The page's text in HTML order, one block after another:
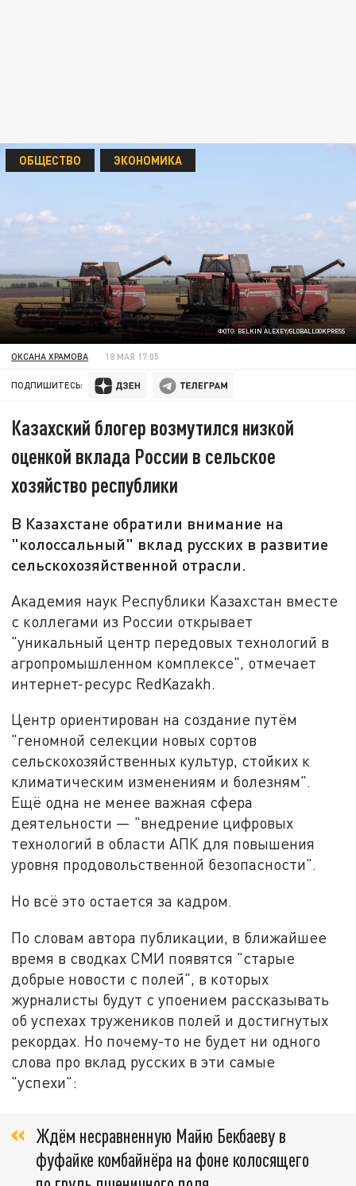
ФОТО: BELKIN ALEXEY/GLOBALLOOKPRESS
ОБЩЕСТВО ЭКОНОМИКА
ОКСАНА ХРАМОВА 18 МАЯ 17:05
ПОДПИШИТЕСЬ:
Казахский блогер возмутился низкой
оценкой вклада России в сельское
хозяйство республики
В Казахстане обратили внимание на
"колоссальный" вклад русских в развитие
сельскохозяйственной отрасли.
Академия наук Республики Казахстан вместе
с коллегами из России открывает
"уникальный центр передовых технологий в
агропромышленном комплексе", отмечает
интернет-ресурс RedKazakh.
Центр ориентирован на создание путём
"геномной селекции новых сортов
сельскохозяйственных культур, стойких к
климатическим изменениям и болезням".
Ещё одна не менее важная сфера
деятельности — "внедрение цифровых
технологий в области АПК для повышения
уровня продовольственной безопасности".
Но всё это остается за кадром.
По словам автора публикации, в ближайшее
время в сводках СМИ появятся "старые
добрые новости с полей", в которых
журналисты будут с упоением рассказывать
об успехах тружеников полей и достигнутых
рекордах. Но почему-то не будет ни одного
слова про вклад русских в эти самые
"успехи":
Ждём несравненную Майю Бекбаеву в
фуфайке комбайнёра на фоне колосящего